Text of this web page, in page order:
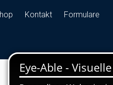
Kontakt Formulare